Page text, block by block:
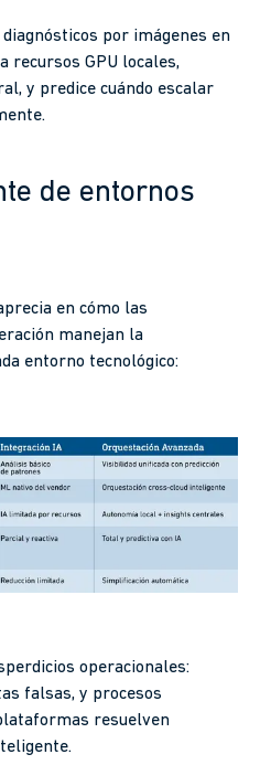
por imágenes en
recursos GPU locales,
y predice cuándo escalar
de entornos
en cómo las
manejan la
entorno tecnológico:
operacionales:
falsas, y procesos
resuelven